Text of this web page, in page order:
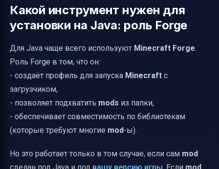
Какой инструмент нужен для
установки на Java: роль Forge
Для Java чаще всего используют Minecraft Forge.
Роль Forge в том, что он:
- создаёт профиль для запуска Minecraft с
загрузчиком,
- позволяет подхватить mods из папки,
- обеспечивает совместимость по библиотекам
(которые требуют многие mod-ы).
Но это работает только в том случае, если сам mod